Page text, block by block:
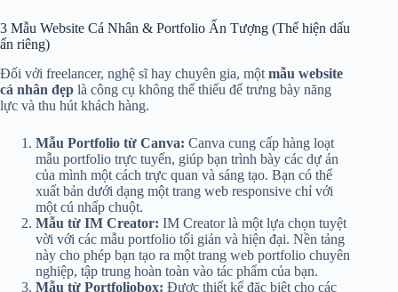
3 Mẫu Website Cá Nhân & Portfolio Ấn Tượng (Thể hiện dấu
ấn riêng)
Đối với freelancer, nghệ sĩ hay chuyên gia, một mẫu website
cá nhân đẹp là công cụ không thể thiếu để trưng bày năng
lực và thu hút khách hàng.
Mẫu Portfolio từ Canva: Canva cung cấp hàng loạt
mẫu portfolio trực tuyến, giúp bạn trình bày các dự án
của mình một cách trực quan và sáng tạo. Bạn có thể
xuất bản dưới dạng một trang web responsive chỉ với
một cú nhấp chuột.
Mẫu từ IM Creator: IM Creator là một lựa chọn tuyệt
vời với các mẫu portfolio tối giản và hiện đại. Nền tảng
này cho phép bạn tạo ra một trang web portfolio chuyên
nghiệp, tập trung hoàn toàn vào tác phẩm của bạn.
Mẫu từ Portfoliobox: Được thiết kế đặc biệt cho các